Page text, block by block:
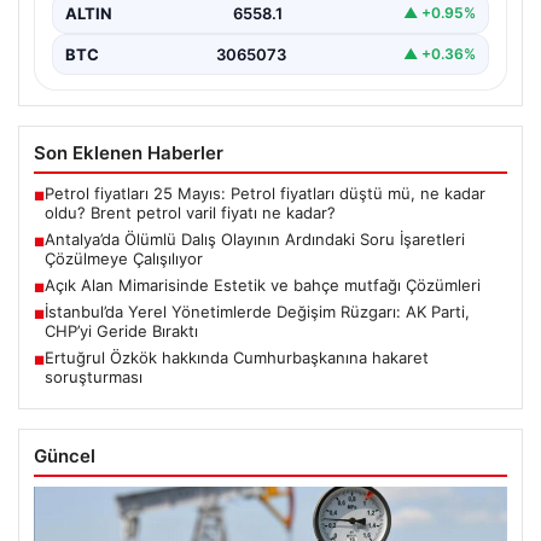
ALTIN 6558.1 ▲ +0.95%
BTC 3065073 ▲ +0.36%
Son Eklenen Haberler
■Petrol fiyatları 25 Mayıs: Petrol fiyatları düştü mü, ne kadar
oldu? Brent petrol varil fiyatı ne kadar?
■Antalya’da Ölümlü Dalış Olayının Ardındaki Soru İşaretleri
Çözülmeye Çalışılıyor
■Açık Alan Mimarisinde Estetik ve bahçe mutfağı Çözümleri
■İstanbul’da Yerel Yönetimlerde Değişim Rüzgarı: AK Parti,
CHP’yi Geride Bıraktı
■Ertuğrul Özkök hakkında Cumhurbaşkanına hakaret
soruşturması
Güncel